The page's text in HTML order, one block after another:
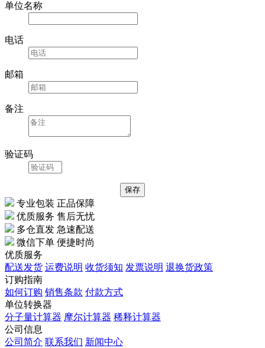
单位名称
电话
邮箱
备注
验证码
专业包装 正品保障
优质服务 售后无忧
多仓直发 急速配送
微信下单 便捷时尚
优质服务
配送发货 运费说明 收货须知 发票说明 退换货政策
订购指南
如何订购 销售条款 付款方式
单位转换器
分子量计算器 摩尔计算器 稀释计算器
公司信息
公司简介 联系我们 新闻中心